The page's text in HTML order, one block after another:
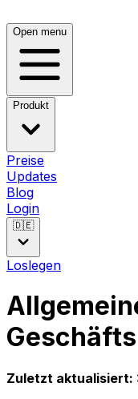
Open menu
Produkt
Preise
Updates
Blog
Login
🇩🇪
Loslegen
Zuletzt aktualisiert: